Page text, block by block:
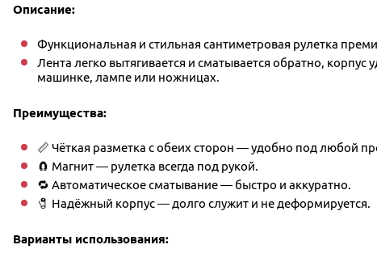
Описание:
Функциональная и стильная сантиметровая рулетка
Лента легко вытягивается и сматывается обратно,
машинке, лампе или ножницах.
Преимущества:
📏 Чёткая разметка с обеих сторон — удобно под любой
🧲 Магнит — рулетка всегда под рукой.
🔁 Автоматическое сматывание — быстро и аккуратно.
🧷 Надёжный корпус — долго служит и не деформируется.
Варианты использования: